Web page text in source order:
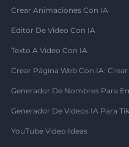
Crear Animaciones Con IA
Editor De Video Con IA
Texto A Video Con IA
Crear Página Web Con IA:
Generador De Nombres Para
Generador De Videos IA Para
YouTube Video Ideas